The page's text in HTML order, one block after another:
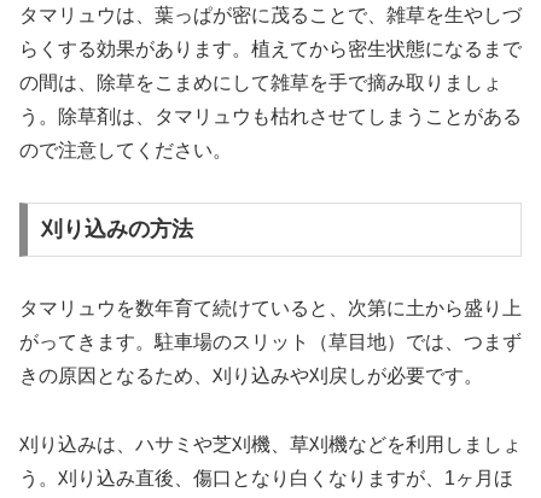
タマリュウは、葉っぱが密に茂ることで、雑草を生やしづ
らくする効果があります。植えてから密生状態になるまで
の間は、除草をこまめにして雑草を手で摘み取りましょ
う。除草剤は、タマリュウも枯れさせてしまうことがある
ので注意してください。
刈り込みの方法
タマリュウを数年育て続けていると、次第に土から盛り上
がってきます。駐車場のスリット（草目地）では、つまず
きの原因となるため、刈り込みや刈戻しが必要です。
刈り込みは、ハサミや芝刈機、草刈機などを利用しましょ
う。刈り込み直後、傷口となり白くなりますが、1ヶ月ほ